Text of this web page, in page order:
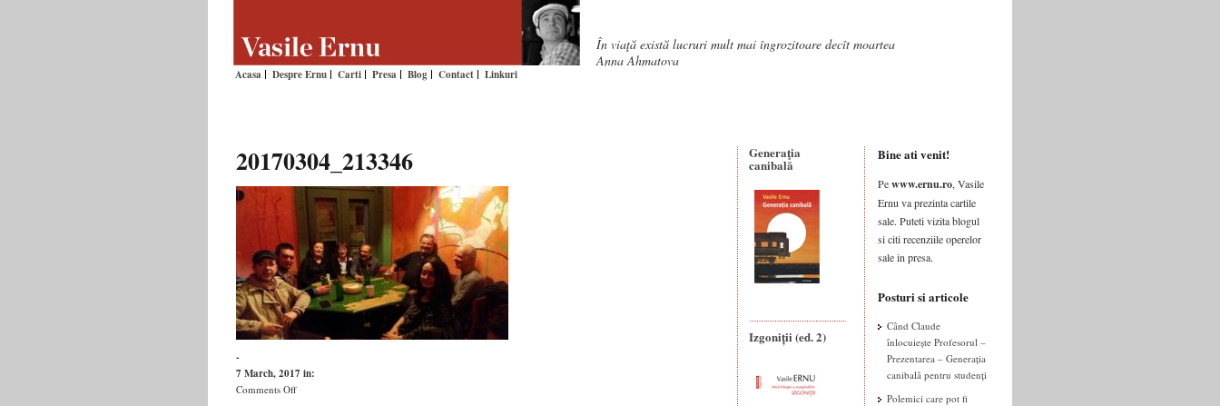
Acasa Despre Ernu Carti Presa Blog Contact Linkuri
În viaţă există lucruri mult mai îngrozitoare decît moartea
Anna Ahmatova
20170304_213346
-
7 March, 2017 in:
Comments Offon
Generaţia
canibală
Izgoniții (ed. 2)
Bine ati venit!
Pewww.ernu.ro, Vasile
Ernu va prezinta cartile
sale. Puteti vizita blogul
si citi recenziile operelor
sale in presa.
Posturi si articole
Când Claude
înlocuiește Profesorul –
Prezentarea – Generația
canibală pentru studenți
Polemici care pot fi